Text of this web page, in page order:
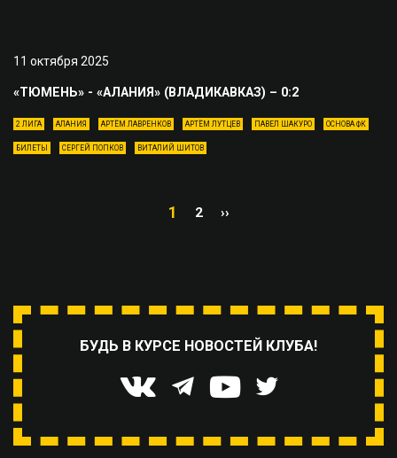
11 октября 2025
«ТЮМЕНЬ» - «АЛАНИЯ» (ВЛАДИКАВКАЗ) – 0:2
2 ЛИГА АЛАНИЯ АРТЁМ ЛАВРЕНКОВ АРТЁМ ЛУТЦЕВ ПАВЕЛ ШАКУРО ОСНОВА ФК
БИЛЕТЫ СЕРГЕЙ ПОПКОВ ВИТАЛИЙ ШИТОВ
1 2 ››
БУДЬ В КУРСЕ НОВОСТЕЙ КЛУБА!